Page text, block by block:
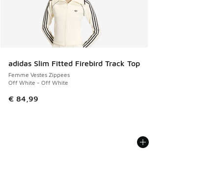
adidas Slim Fitted Firebird Track Top
Femme Vestes Zippees
Off White - Off White
€ 84,99